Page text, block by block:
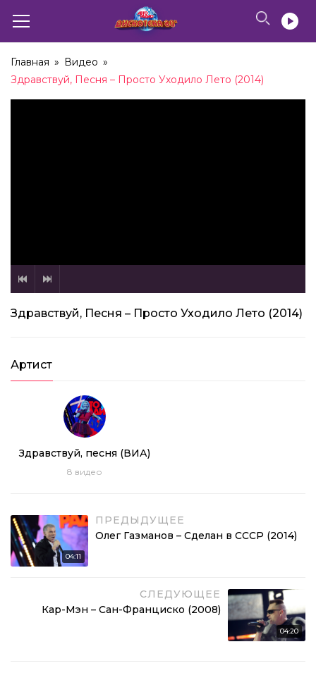
Главная » Видео »
Здравствуй, Песня – Просто Уходило Лето (2014)
Здравствуй, Песня – Просто Уходило Лето (2014)
Артист
Здравствуй, песня (ВИА)
8 видео
04:11
ПРЕДЫДУЩЕЕ
Олег Газманов – Сделан в СССР (2014)
СЛЕДУЮЩЕЕ
Кар-Мэн – Сан-Франциско (2008)
04:20